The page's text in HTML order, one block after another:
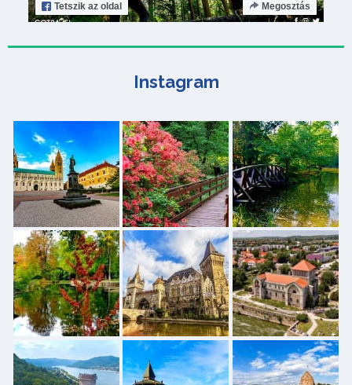
Tetszik az oldal Megosztás
Instagram